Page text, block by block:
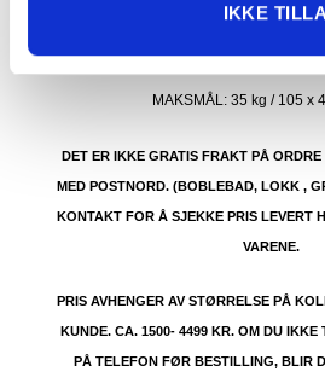
IKKE
MAKSMÅL: 35 kg / 105 x
DET ER IKKE GRATIS FRAKT PÅ
MED POSTNORD. (BOBLEBAD, LOKK ,
KONTAKT FOR Å SJEKKE PRIS LEVERT
VARENE.
PRIS AVHENGER AV STØRRELSE PÅ
KUNDE. CA. 1500- 4499 KR. OM DU IKKE
PÅ TELEFON FØR BESTILLING, BLIR